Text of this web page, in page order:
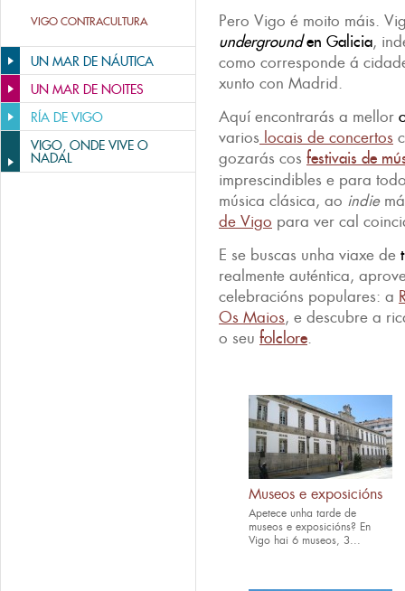
VIGO CONTRACULTURA
UN MAR DE NÁUTICA
UN MAR DE NOITES
RÍA DE VIGO
VIGO, ONDE VIVE O
NADAL
Pero Vigo é moito máis.
undergrounden Galicia,
como corresponde á
xunto con Madrid.
Aquí encontrarás a mellor
varios locais de concertos
gozarás cos festivais de
imprescindibles e para
música clásica, ao indie
de Vigo para ver cal
E se buscas unha viaxe de
realmente auténtica,
celebracións populares: a
Os Maios, e descubre a
o seu folclore.
Museos e exposicións
Apetece unha tarde de
museos e exposicións? En
Vigo hai 6 museos, 3...